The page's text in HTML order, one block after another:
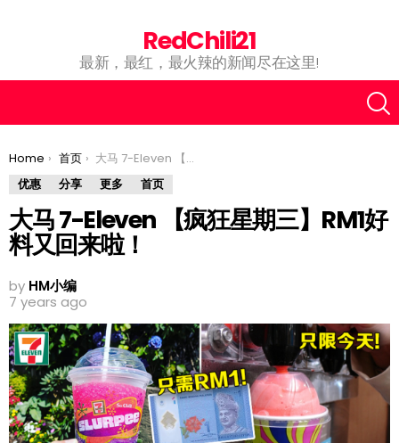
RedChili21
最新，最红，最火辣的新闻尽在这里!
You are here:
Home 首页
大马 7-Eleven 【疯狂星期三】RM1好料又回来啦！
优惠
分享 更多 首页
大马 7-Eleven 【疯狂星期三】RM1好
料又回来啦！
by HM小编
7 years ago